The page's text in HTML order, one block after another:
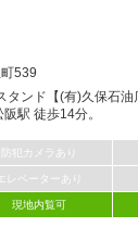
539
タンド【(有)久保石
駅 徒歩14分。
防犯カメラあり
エレベーターあり
現地内覧可